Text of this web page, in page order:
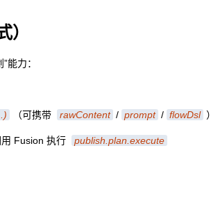
）
能力：
（可携带 rawContent / prompt / flowDsl ）
Fusion 执行 publish.plan.execute